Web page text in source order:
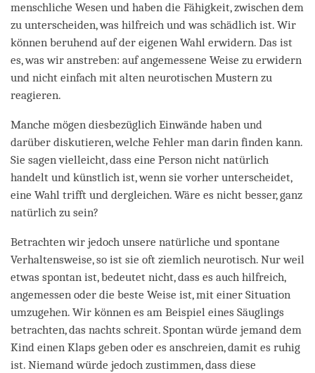
menschliche Wesen und haben die Fähigkeit, zwischen dem
zu unterscheiden, was hilfreich und was schädlich ist. Wir
können beruhend auf der eigenen Wahl erwidern. Das ist
es, was wir anstreben: auf angemessene Weise zu erwidern
und nicht einfach mit alten neurotischen Mustern zu
reagieren.
Manche mögen diesbezüglich Einwände haben und
darüber diskutieren, welche Fehler man darin finden kann.
Sie sagen vielleicht, dass eine Person nicht natürlich
handelt und künstlich ist, wenn sie vorher unterscheidet,
eine Wahl trifft und dergleichen. Wäre es nicht besser, ganz
natürlich zu sein?
Betrachten wir jedoch unsere natürliche und spontane
Verhaltensweise, so ist sie oft ziemlich neurotisch. Nur weil
etwas spontan ist, bedeutet nicht, dass es auch hilfreich,
angemessen oder die beste Weise ist, mit einer Situation
umzugehen. Wir können es am Beispiel eines Säuglings
betrachten, das nachts schreit. Spontan würde jemand dem
Kind einen Klaps geben oder es anschreien, damit es ruhig
ist. Niemand würde jedoch zustimmen, dass diese